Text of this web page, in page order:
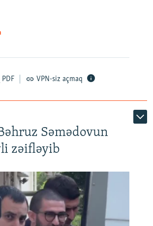
PDF VPN-siz açmaq
Səmədovun
zəifləyib